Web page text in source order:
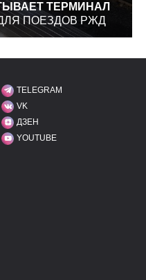
ТЕРМИНАЛ
ПОЕЗДОВ РЖД
МЫ В СОЦИАЛЬНЫХ
TELEGRAM
VK
ДЗЕН
YOUTUBE